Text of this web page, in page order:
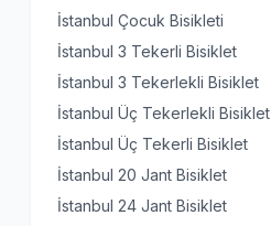
İstanbul Çocuk Bisikleti
İstanbul 3 Tekerli Bisiklet
İstanbul 3 Tekerlekli Bisiklet
İstanbul Üç Tekerlekli Bisiklet
İstanbul Üç Tekerli Bisiklet
İstanbul 20 Jant Bisiklet
İstanbul 24 Jant Bisiklet